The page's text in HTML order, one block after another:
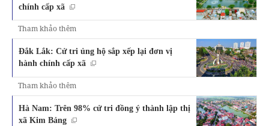
chính cấp xã
Tham khảo thêm
Đắk Lắk: Cử tri ủng hộ sắp xếp lại đơn vị
hành chính cấp xã
Tham khảo thêm
Hà Nam: Trên 98% cử tri đồng ý thành lập thị
xã Kim Bảng